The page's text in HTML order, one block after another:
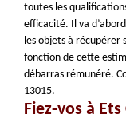
toutes les
efficacité. Il va
les objets à récupérer
fonction de cette
débarras rémunéré.
13015.
Fiez-vos à